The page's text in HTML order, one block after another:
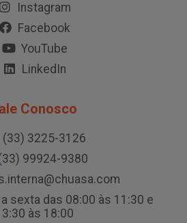
Instagram
Facebook
YouTube
LinkedIn
Conosco
(33) 3225-3126
99924-9380
sexta das 08:00 às 11:30 e
às 18:00